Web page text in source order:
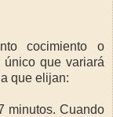
cocimiento o
único que variará
que elijan:
minutos. Cuando